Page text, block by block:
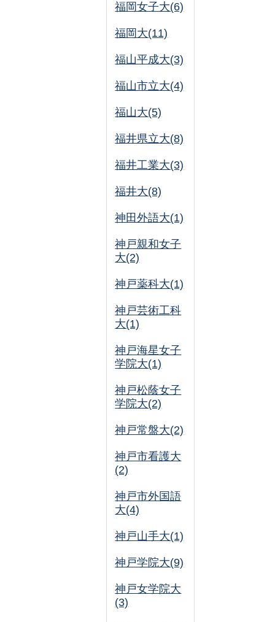
福岡女子大(6)
福岡大(11)
福山平成大(3)
福山市立大(4)
福山大(5)
福井県立大(8)
福井工業大(3)
福井大(8)
神田外語大(1)
神戸親和女子
大(2)
神戸薬科大(1)
神戸芸術工科
大(1)
神戸海星女子
学院大(1)
神戸松蔭女子
学院大(2)
神戸常盤大(2)
神戸市看護大
(2)
神戸市外国語
大(4)
神戸山手大(1)
神戸学院大(9)
神戸女学院大
(3)